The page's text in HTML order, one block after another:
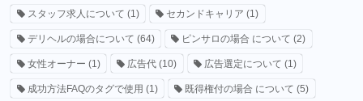
スタッフ求人について (1) セカンドキャリア (1)
デリヘルの場合について (64) ピンサロの場合 について (2)
女性オーナー (1) 広告代 (10) 広告選定について (1)
成功方法FAQのタグで使用 (1) 既得権付の場合 について (5)